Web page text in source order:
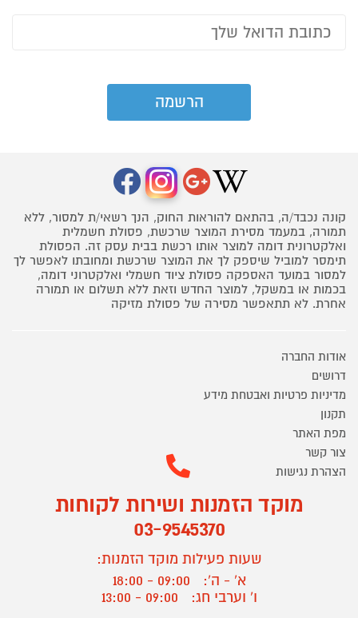
קונה נכבד/ה, בהתאם להוראות החוק, הנך רשאי/ת למסור, ללא
תמורה, במעמד מסירת המוצר שרכשת, פסולת חשמלית
ואלקטרונית דומה למוצר אותו רכשת בבית עסק זה. הפסולת
תימסר למוביל שיספק לך את המוצר שרכשת ומחובתו לאפשר לך
למסור במועד האספקה פסולת ציוד חשמלי ואלקטרוני דומה,
בכמות או במשקל, למוצר החדש וזאת ללא תשלום או תמורה
אחרת. לא תתאפשר מסירה של פסולת מזיקה
אודות החברה
דרושים
מדיניות פרטיות ואבטחת מידע
תקנון
מפת האתר
צור קשר
הצהרת נגישות
מוקד הזמנות ושירות לקוחות
03-9545370
שעות פעילות מוקד הזמנות:
א' - ה':
09:00 - 18:00
ו' וערבי חג:
09:00 - 13:00